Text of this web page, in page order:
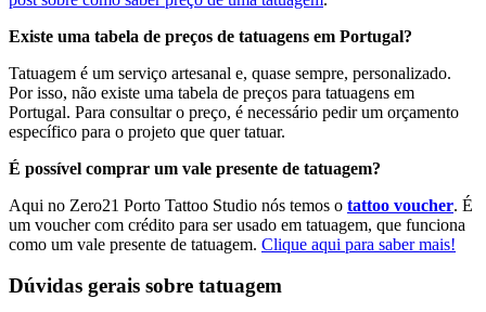
Existe uma tabela de preços de tatuagens em Portugal?
Tatuagem é um serviço artesanal e, quase sempre, personalizado.
Por isso, não existe uma tabela de preços para tatuagens em
Portugal. Para consultar o preço, é necessário pedir um orçamento
específico para o projeto que quer tatuar.
É possível comprar um vale presente de tatuagem?
Aqui no Zero21 Porto Tattoo Studio nós temos o tattoo voucher. É
um voucher com crédito para ser usado em tatuagem, que funciona
como um vale presente de tatuagem. Clique aqui para saber mais!
Dúvidas gerais sobre tatuagem